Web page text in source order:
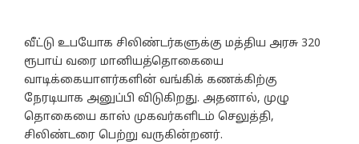
வீட்டு உபயோக சிலிண்டர்களுக்கு மத்திய அரசு 320
ரூபாய் வரை மானியத்தொகையை
வாடிக்கையாளர்களின் வங்கிக் கணக்கிற்கு
நேரடியாக அனுப்பி விடுகிறது. அதனால், முழு
தொகையை காஸ் முகவர்களிடம் செலுத்தி,
சிலிண்டரை பெற்று வருகின்றனர்.